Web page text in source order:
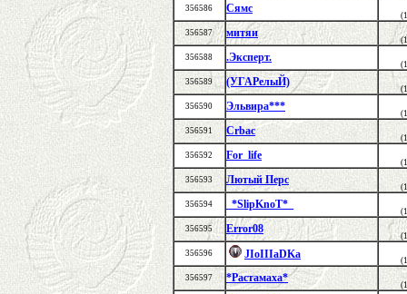
356586
Сямс
356587
митяи
356588
.Эксперт.
356589
(УГАРелыЙ)
356590
Эльвира***
356591
Crbac
356592
For_life
356593
Лютый Перс
356594
_*SlipKnoT*_
356595
Error08
356596
JIoIIIaDKa
356597
*Растамаха*